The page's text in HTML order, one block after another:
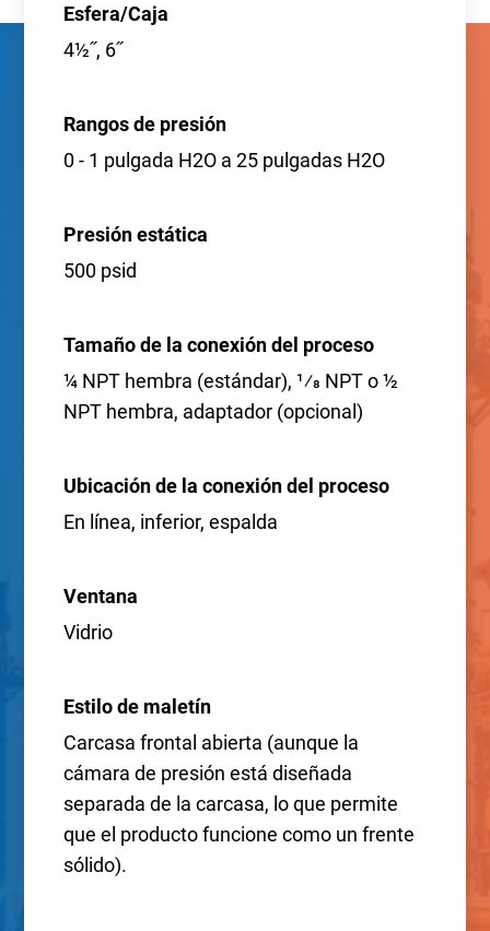
Esfera/Caja
4½˝, 6˝
Rangos de presión
0 - 1 pulgada H2O a 25 pulgadas H2O
Presión estática
500 psid
Tamaño de la conexión del proceso
¼ NPT hembra (estándar), 1⁄8 NPT o ½
NPT hembra, adaptador (opcional)
Ubicación de la conexión del proceso
En línea, inferior, espalda
Ventana
Vidrio
Estilo de maletín
Carcasa frontal abierta (aunque la
cámara de presión está diseñada
separada de la carcasa, lo que permite
que el producto funcione como un frente
sólido).